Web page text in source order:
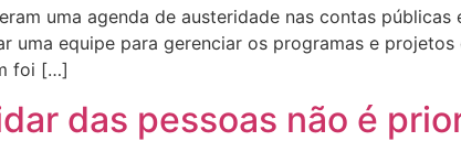
uma agenda de austeridade nas contas
uma equipe para gerenciar os programas e
foi […]
das pessoas não é